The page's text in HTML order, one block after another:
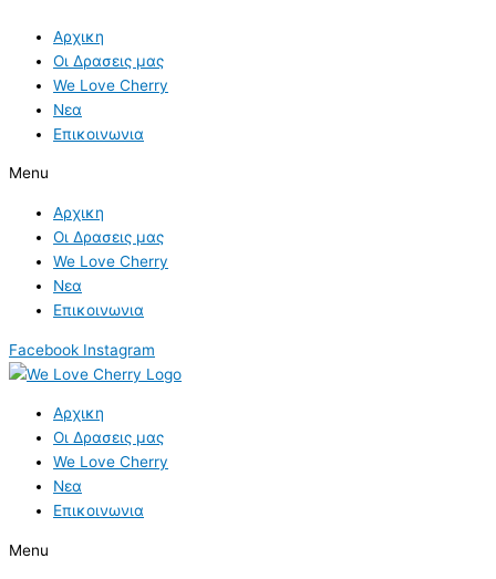
content
Αρχικη
Οι Δρασεις μας
We Love Cherry
Νεα
Επικοινωνια
Menu
Αρχικη
Οι Δρασεις μας
We Love Cherry
Νεα
Επικοινωνια
Facebook Instagram
Αρχικη
Οι Δρασεις μας
We Love Cherry
Νεα
Επικοινωνια
Menu
Ένα
Δώρο
της
Φύσης
e
c